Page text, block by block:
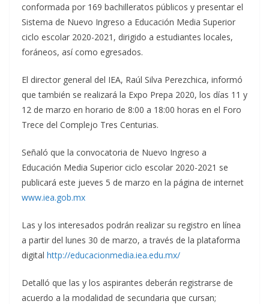
conformada por 169 bachilleratos públicos y presentar el
Sistema de Nuevo Ingreso a Educación Media Superior
ciclo escolar 2020-2021, dirigido a estudiantes locales,
foráneos, así como egresados.
El director general del IEA, Raúl Silva Perezchica, informó
que también se realizará la Expo Prepa 2020, los días 11 y
12 de marzo en horario de 8:00 a 18:00 horas en el Foro
Trece del Complejo Tres Centurias.
Señaló que la convocatoria de Nuevo Ingreso a
Educación Media Superior ciclo escolar 2020-2021 se
publicará este jueves 5 de marzo en la página de internet
www.iea.gob.mx
Las y los interesados podrán realizar su registro en línea
a partir del lunes 30 de marzo, a través de la plataforma
digital http://educacionmedia.iea.edu.mx/
Detalló que las y los aspirantes deberán registrarse de
acuerdo a la modalidad de secundaria que cursan;